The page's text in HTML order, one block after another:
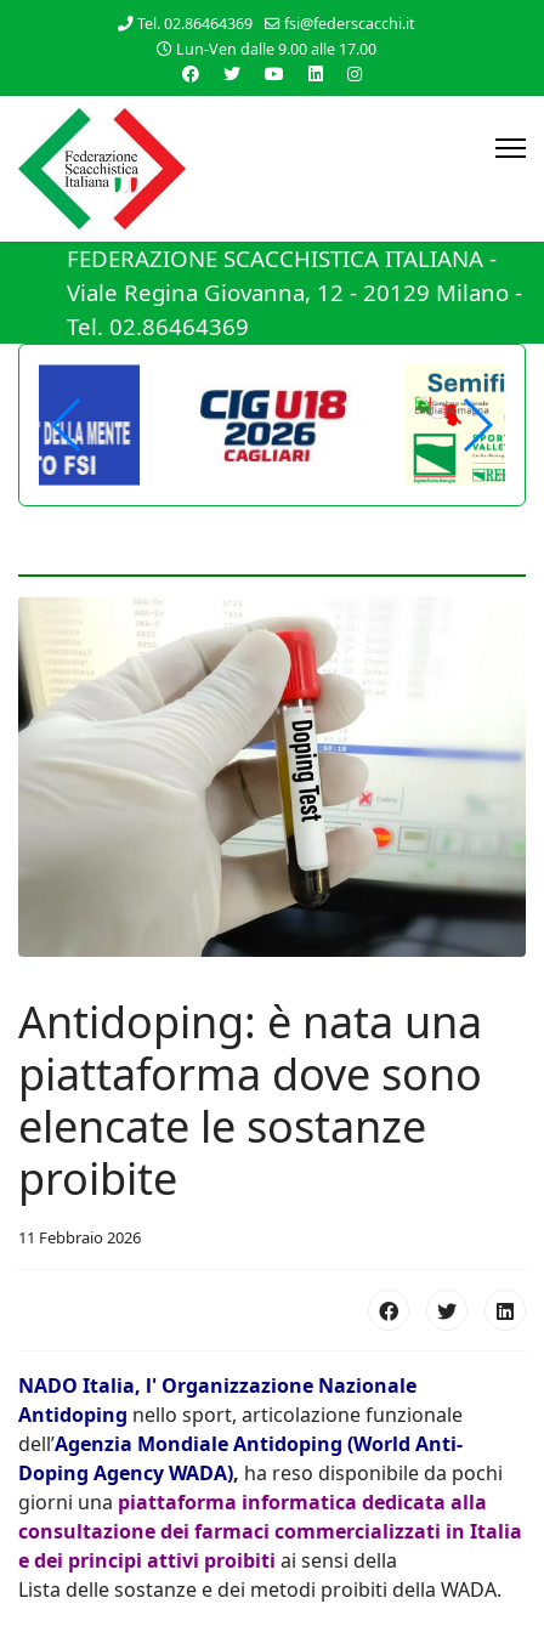
Tel. 02.86464369
fsi@federscacchi.it
Lun-Ven dalle 9.00 alle 17.00
FEDERAZIONE SCACCHISTICA ITALIANA -
Viale Regina Giovanna, 12 - 20129 Milano -
Tel. 02.86464369
Antidoping: è nata una
piattaforma dove sono
elencate le sostanze
proibite
11 Febbraio 2026
NADO Italia, l' Organizzazione Nazionale
Antidoping nello sport, articolazione funzionale
dell’Agenzia Mondiale Antidoping (World Anti-
Doping Agency WADA), ha reso disponibile da pochi
giorni una piattaforma informatica dedicata alla
consultazione dei farmaci commercializzati in Italia
e dei principi attivi proibiti ai sensi della
Lista delle sostanze e dei metodi proibiti della WADA.